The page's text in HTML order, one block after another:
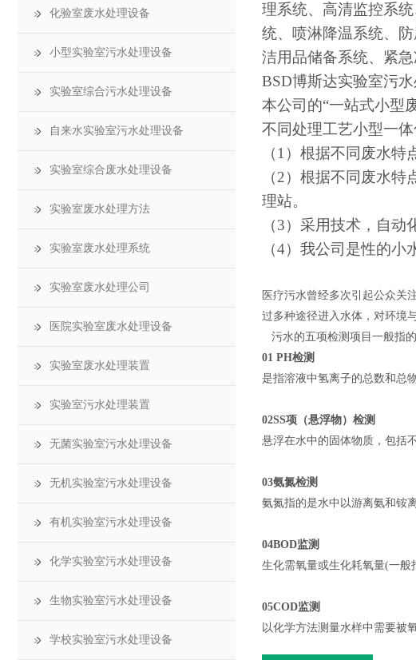
理系统、高清监控系
统、喷淋降温系统、
洁用品储备系统、紧急
BSD博斯达实验室污
本公司的“一站式小型
不同处理工艺小型一
（1）根据不同废水特
（2）根据不同废水特
理站。
（3）采用技术，自动
（4）我公司是性的小
医疗污水曾经多次引起公众关
过多种途径进入水体，对环境
污水的五项检测项目一般指的
01 PH检测
是指溶液中氢离子的总数和总
02SS项（悬浮物）检测
悬浮在水中的固体物质，包括
03氨氮检测
氨氮指的是水中以游离氨和铵
04BOD监测
生化需氧量或生化耗氧量(一般
05COD监测
以化学方法测量水样中需要被
化验室废水处理设备
小型实验室污水处理设备
实验室综合污水处理设备
自来水实验室污水处理设备
实验室综合废水处理设备
实验室废水处理方法
实验室废水处理系统
实验室废水处理公司
医院实验室废水处理设备
实验室废水处理装置
实验室污水处理装置
无菌实验室污水处理设备
无机实验室污水处理设备
有机实验室污水处理设备
化学实验室污水处理设备
生物实验室污水处理设备
学校实验室污水处理设备